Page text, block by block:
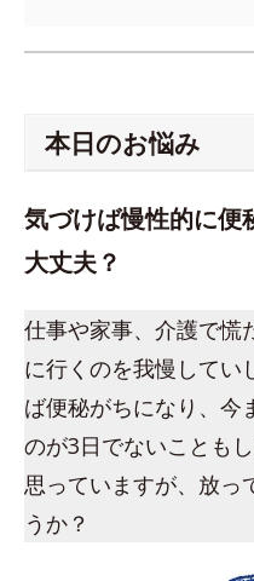
本日のお悩み
気づけば慢性的に便
大丈夫？
仕事や家事、介護で慌
に行くのを我慢してい
ば便秘がちになり、今
のが3日でないことも
思っていますが、放っ
うか？